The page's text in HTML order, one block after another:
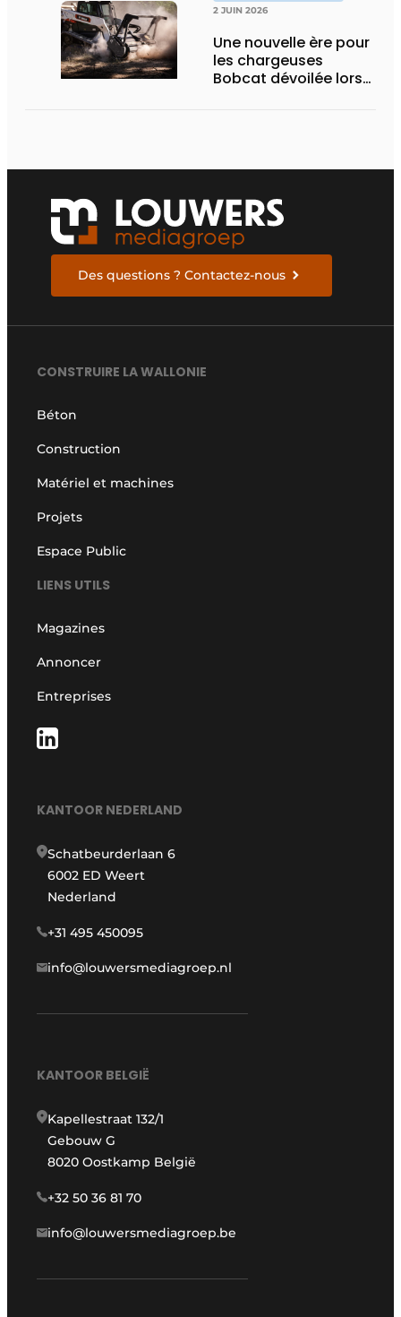
2 JUIN 2026
Une nouvelle ère pour
les chargeuses
Bobcat dévoilée lors
Des questions ? Contactez-nous
CONSTRUIRE LA WALLONIE
Béton
Construction
Matériel et machines
Projets
Espace Public
LIENS UTILS
Magazines
Annoncer
Entreprises
KANTOOR NEDERLAND
Schatbeurderlaan 6
6002 ED Weert
Nederland
+31 495 450095
info@louwersmediagroep.nl
KANTOOR BELGIË
Kapellestraat 132/1
Gebouw G
8020 Oostkamp België
+32 50 36 81 70
info@louwersmediagroep.be